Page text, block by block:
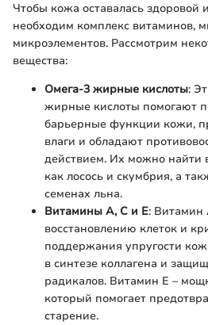
Чтобы кожа оставалась здоровой
необходим комплекс витаминов,
микроэлементов. Рассмотрим
вещества:
Омега-3 жирные кислоты:
жирные кислоты помогают
барьерные функции кожи,
влаги и обладают
действием. Их можно найти
как лосось и скумбрия, а
семенах льна.
Витамины A, C и E: Витамин
восстановлению клеток и
поддержания упругости
в синтезе коллагена и
радикалов. Витамин E –
который помогает
старение.